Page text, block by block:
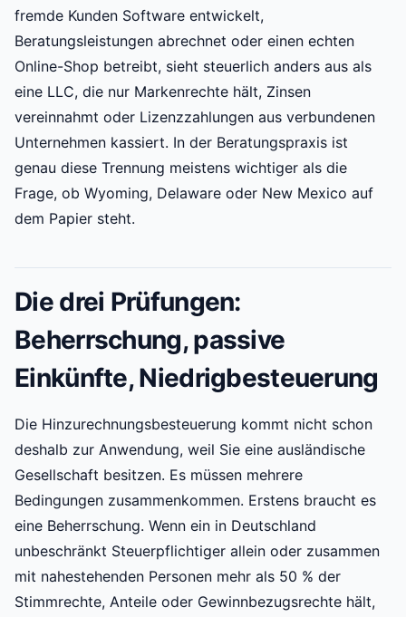
fremde Kunden Software entwickelt,
Beratungsleistungen abrechnet oder einen echten
Online-Shop betreibt, sieht steuerlich anders aus als
eine LLC, die nur Markenrechte hält, Zinsen
vereinnahmt oder Lizenzzahlungen aus verbundenen
Unternehmen kassiert. In der Beratungspraxis ist
genau diese Trennung meistens wichtiger als die
Frage, ob Wyoming, Delaware oder New Mexico auf
dem Papier steht.
Die drei Prüfungen:
Beherrschung, passive
Einkünfte, Niedrigbesteuerung
Die Hinzurechnungsbesteuerung kommt nicht schon
deshalb zur Anwendung, weil Sie eine ausländische
Gesellschaft besitzen. Es müssen mehrere
Bedingungen zusammenkommen. Erstens braucht es
eine Beherrschung. Wenn ein in Deutschland
unbeschränkt Steuerpflichtiger allein oder zusammen
mit nahestehenden Personen mehr als 50 % der
Stimmrechte, Anteile oder Gewinnbezugsrechte hält,